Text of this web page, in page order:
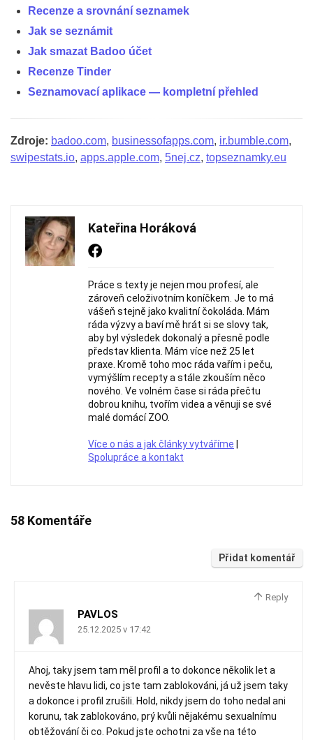
Recenze a srovnání seznamek
Jak se seznámit
Jak smazat Badoo účet
Recenze Tinder
Seznamovací aplikace — kompletní přehled
Zdroje: badoo.com, businessofapps.com, ir.bumble.com,
swipestats.io, apps.apple.com, 5nej.cz, topseznamky.eu
Kateřina Horáková
Práce s texty je nejen mou profesí, ale
zároveň celoživotním koníčkem. Je to má
vášeň stejně jako kvalitní čokoláda. Mám
ráda výzvy a baví mě hrát si se slovy tak,
aby byl výsledek dokonalý a přesně podle
představ klienta. Mám více než 25 let
praxe. Kromě toho moc ráda vařím i peču,
vymýšlím recepty a stále zkouším něco
nového. Ve volném čase si ráda přečtu
dobrou knihu, tvořím videa a věnuji se své
malé domácí ZOO.
Více o nás a jak články vytváříme
Spolupráce a kontakt
58 Komentáře
Přidat komentář
Reply
PAVLOS
25.12.2025 v 17:42
Ahoj, taky jsem tam měl profil a to dokonce několik let a
nevěste hlavu lidi, co jste tam zablokováni, já už jsem taky
a dokonce i profil zrušili. Hold, nikdy jsem do toho nedal ani
korunu, tak zablokováno, prý kvůli nějakému sexualnímu
obtěžování či co. Pokud jste ochotni za vše na této